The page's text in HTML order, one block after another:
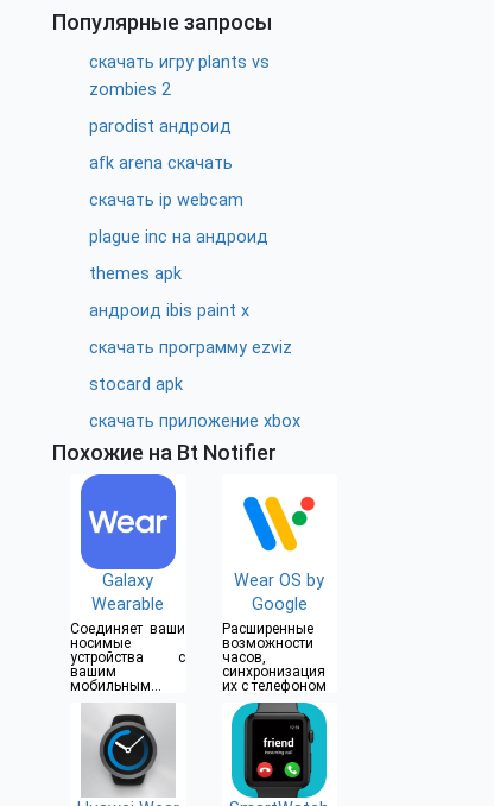
Популярные запросы
скачать игру plants vs
zombies 2
parodist андроид
afk arena скачать
скачать ip webcam
plague inc на андроид
themes apk
андроид ibis paint x
скачать программу ezviz
stocard apk
скачать приложение xbox
Похожие на Bt Notifier
Galaxy
Wearable
Соединяет ваши
носимые
устройства с
вашим
мобильным
устройством
Wear OS by
Google
Расширенные
возможности
часов,
синхронизация
их с телефоном